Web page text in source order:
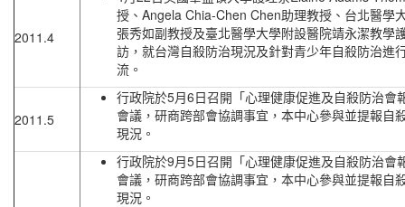
2011.4
授、Angela Chia-Chen Chen助理教授、台北醫學
張秀如副教授及臺北醫學大學附設醫院靖永潔教學
訪，就台灣自殺防治現況及針對青少年自殺防治進
流。
2011.5
行政院於5月6日召開「心理健康促進及自殺防治會
會議，研商跨部會協調事宜，本中心參與並提報自
現況。
行政院於9月5日召開「心理健康促進及自殺防治會
會議，研商跨部會協調事宜，本中心參與並提報自
現況。